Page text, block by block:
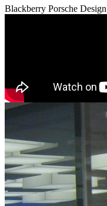
Blackberry Porsche Design